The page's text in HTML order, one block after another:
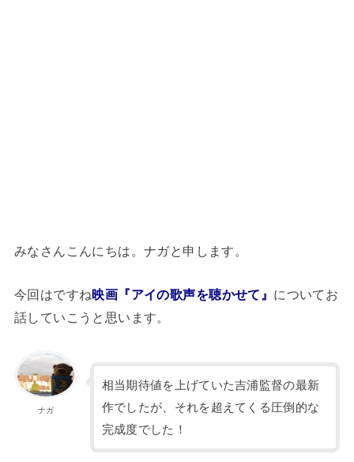
みなさんこんにちは。ナガと申します。
今回はですね映画『アイの歌声を聴かせて』 についてお
話していこうと思います。
ナガ
相当期待値を上げていた吉浦監督の最新
作でしたが、それを超えてくる圧倒的な
完成度でした！